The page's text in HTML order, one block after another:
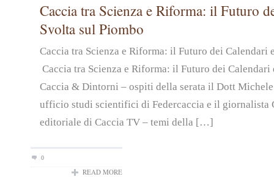
Caccia tra Scienza e Riforma: il Futuro
Svolta sul Piombo
Caccia tra Scienza e Riforma: il Futuro dei
Caccia tra Scienza e Riforma: il Futuro dei Calendari
Caccia & Dintorni – ospiti della serata il Dott
ufficio studi scientifici di Federcaccia e il giornalista
editoriale di Caccia TV – temi della […]
0
READ MORE